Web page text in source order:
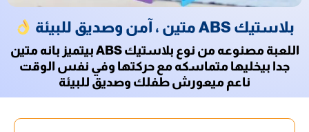
بلاستيك ABS متين ، آمن وصديق للبيئة
اللعبة مصنوعه من نوع بلاستيك ABS بيتميز بانه متين
جدا بيخليها متماسكه مع حركتها وفي نفس الوقت
ناعم ميعورش طفلك وصديق للبيئة